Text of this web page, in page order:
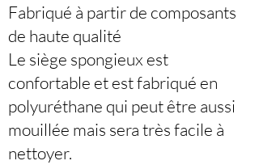
Fabriqué à partir de composants
de haute qualité
Le siège spongieux est
confortable et est fabriqué en
polyuréthane qui peut être aussi
mouillée mais sera très facile à
nettoyer.